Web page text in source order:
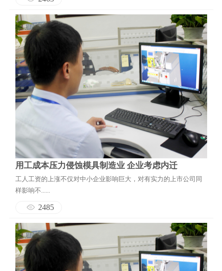
用工成本压力侵蚀模具制造业 企业考虑内迁
工人工资的上涨不仅对中小企业影响巨大，对有实力的上市公司同
样影响不......
2485